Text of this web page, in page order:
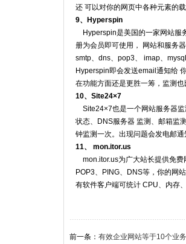
还 可以对你的网页中各种元素的
9、Hyperspin
Hyperspin是美国的一家网站服
册为会员即可使用， 网站和服务
smtp、dns、pop3、 imap、
Hyperspin即会发送email通知给
在功能方面还是更胜一筹，监测
10、Site24×7
Site24×7也是一个网站服务器监
状态、DNS服务器 监测、邮箱监
钟监测一次。出现问题会发电邮通
11、 mon.itor.us
mon.itor.us为广大站长提供免费
POP3、PING、DNS等，你的网
有软件客户端可统计 CPU、内存
前一条： 有效企业网站等于10个业